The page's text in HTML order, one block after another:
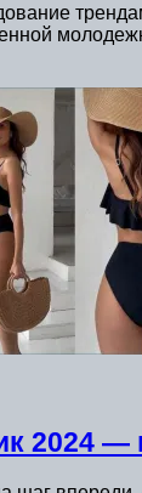
2024 —